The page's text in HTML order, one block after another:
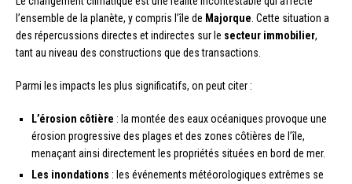
l’ensemble de la planète, y compris l’île de Majorque . Cette situation a
des répercussions directes et indirectes sur le secteur immobilier,
tant au niveau des constructions que des transactions.
Parmi les impacts les plus significatifs, on peut citer :
L’érosion côtière : la montée des eaux océaniques provoque une
érosion progressive des plages et des zones côtières de l’île,
menaçant ainsi directement les propriétés situées en bord de mer.
Les inondations : les événements météorologiques extrêmes se